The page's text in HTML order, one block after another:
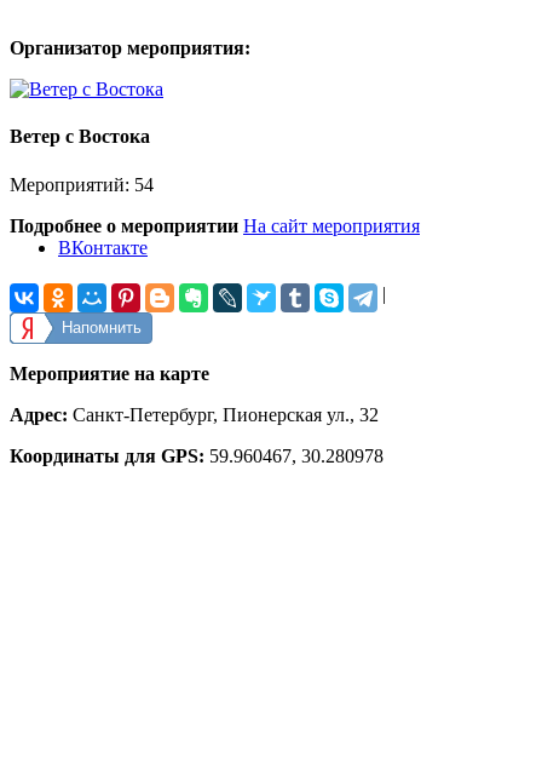
Организатор мероприятия:
Ветер с Востока
Мероприятий: 54
Подробнее о мероприятии На сайт мероприятия
ВКонтакте
|
Напомнить
Мероприятие на карте
Адрес: Санкт-Петербург, Пионерская ул., 32
Координаты для GPS: 59.960467, 30.280978